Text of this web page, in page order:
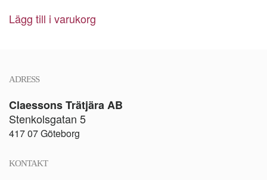
Lägg till i varukorg
ADRESS
Claessons Trätjära AB
Stenkolsgatan 5
417 07 Göteborg
KONTAKT